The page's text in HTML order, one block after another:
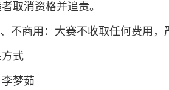
取消资格并追责。
不商用：大赛不收取任何费用
式
梦茹